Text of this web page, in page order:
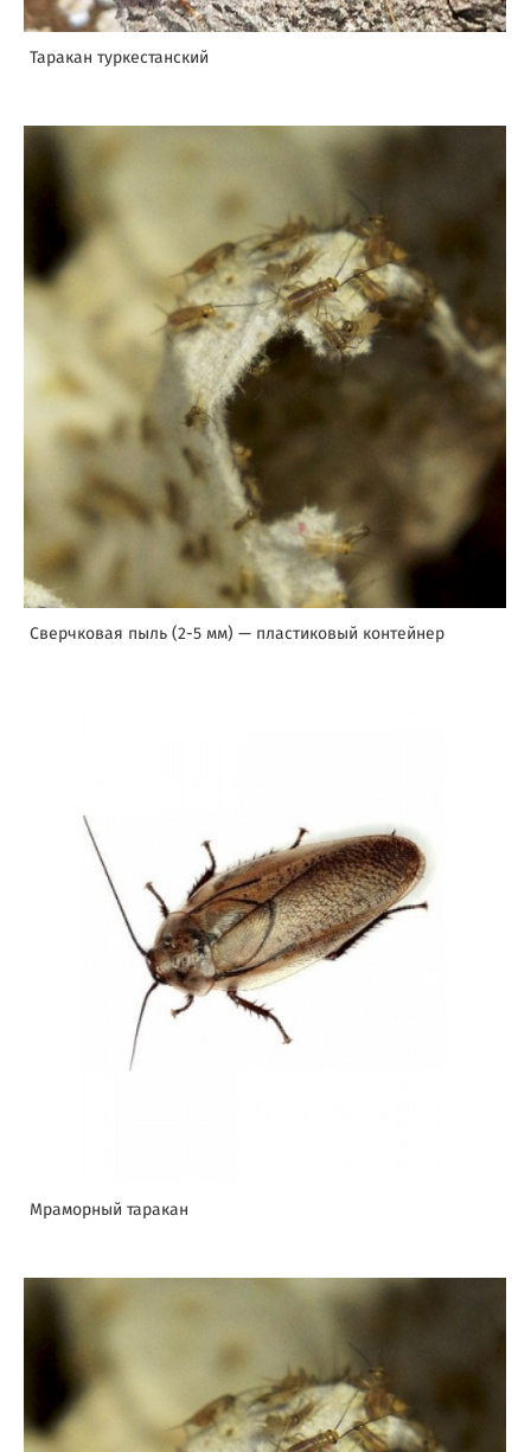
Таракан туркестанский
Сверчковая пыль (2-5 мм) — пластиковый контейнер
Мраморный таракан